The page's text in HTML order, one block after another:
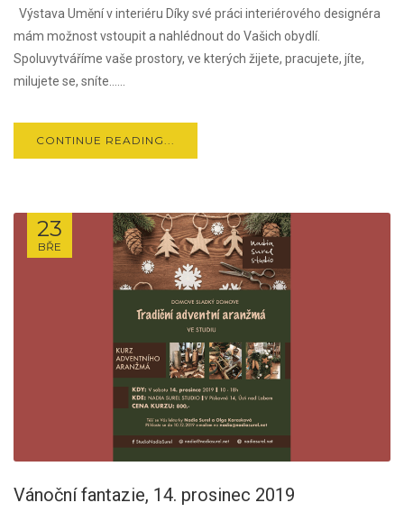
Výstava Umění v interiéru Díky své práci interiérového designéra
mám možnost vstoupit a nahlédnout do Vašich obydlí.
Spoluvytváříme vaše prostory, ve kterých žijete, pracujete, jíte,
milujete se, sníte…...
CONTINUE READING...
23
BŘE
Vánoční fantazie, 14. prosinec 2019